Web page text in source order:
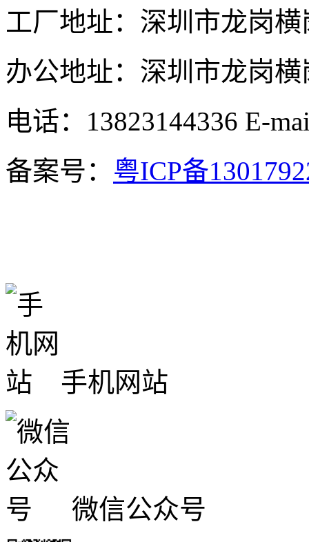
工厂地址：深圳市龙岗横
办公地址：深圳市龙岗
电话：13823144336 E-
备案号： 粤ICP备
手机网站
微信公众号